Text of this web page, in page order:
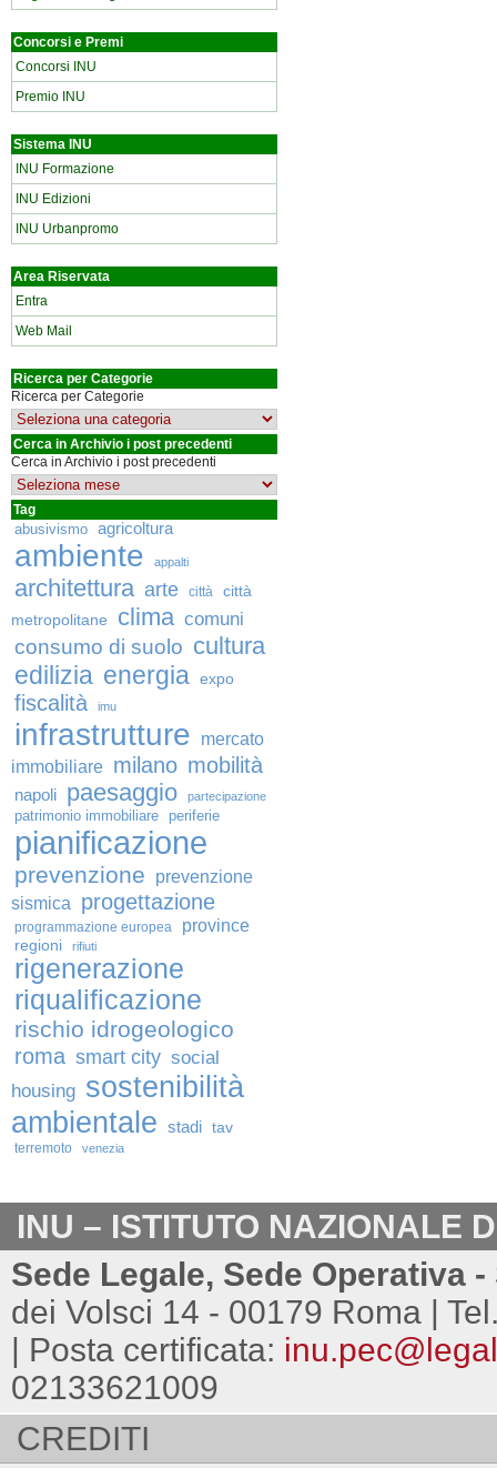
Concorsi e Premi
Concorsi INU
Premio INU
Sistema INU
INU Formazione
INU Edizioni
INU Urbanpromo
Area Riservata
Entra
Web Mail
Ricerca per Categorie
Ricerca per Categorie
Cerca in Archivio i post precedenti
Cerca in Archivio i post precedenti
Tag
abusivismo agricoltura
ambiente appalti
architettura arte città
città
metropolitane
clima comuni
consumo di suolo cultura
edilizia energia expo
fiscalità imu
infrastrutture
mercato
immobiliare milano mobilità
napoli paesaggio partecipazione
patrimonio immobiliare periferie
pianificazione
prevenzione
prevenzione
sismica
progettazione
programmazione europea province
regioni rifiuti
rigenerazione
riqualificazione
rischio idrogeologico
roma smart city social
housing sostenibilità
ambientale stadi tav
terremoto venezia
INU – ISTITUTO NAZIONALE
Sede Legale, Sede Operativa
dei Volsci 14 - 00179 Roma |
| Posta certificata:
02133621009
CREDITI